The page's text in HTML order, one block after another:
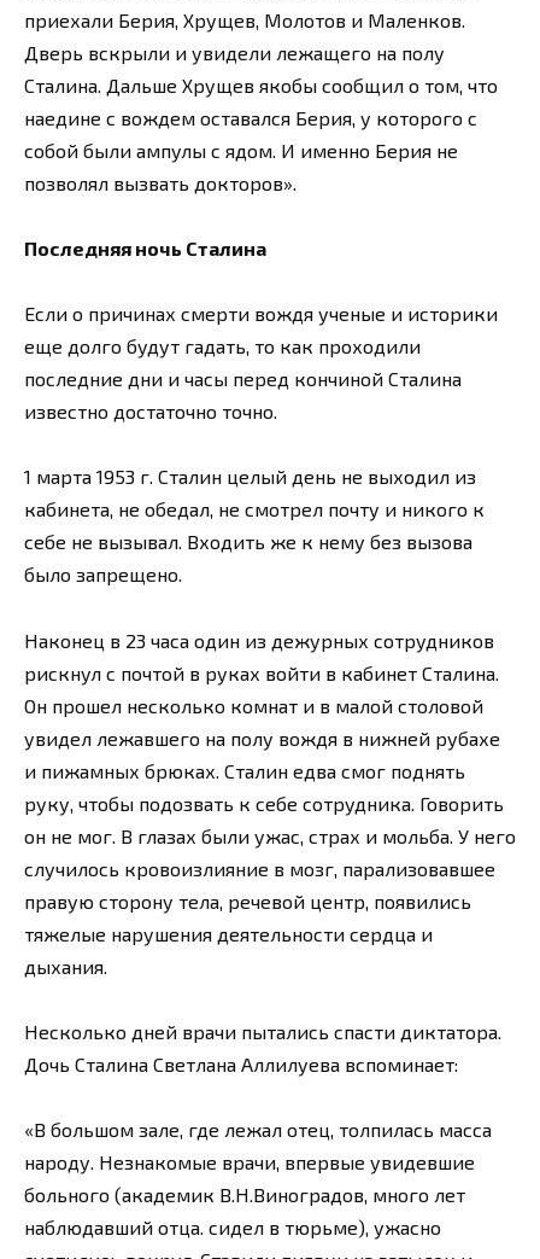
приехали Берия, Хрущев, Молотов и Маленков.
Дверь вскрыли и увидели лежащего на полу
Сталина. Дальше Хрущев якобы сообщил о том, что
наедине с вождем оставался Берия, у которого с
собой были ампулы с ядом. И именно Берия не
позволял вызвать докторов».
Последняя ночь Сталина
Если о причинах смерти вождя ученые и историки
еще долго будут гадать, то как проходили
последние дни и часы перед кончиной Сталина
известно достаточно точно.
1 марта 1953 г. Сталин целый день не выходил из
кабинета, не обедал, не смотрел почту и никого к
себе не вызывал. Входить же к нему без вызова
было запрещено.
Наконец в 23 часа один из дежурных сотрудников
рискнул с почтой в руках войти в кабинет Сталина.
Он прошел несколько комнат и в малой столовой
увидел лежавшего на полу вождя в нижней рубахе
и пижамных брюках. Сталин едва смог поднять
руку, чтобы подозвать к себе сотрудника. Говорить
он не мог. В глазах были ужас, страх и мольба. У него
случилось кровоизлияние в мозг, парализовавшее
правую сторону тела, речевой центр, появились
тяжелые нарушения деятельности сердца и
дыхания.
Несколько дней врачи пытались спасти диктатора.
Дочь Сталина Светлана Аллилуева вспоминает:
«В большом зале, где лежал отец, толпилась масса
народу. Незнакомые врачи, впервые увидевшие
больного (академик В.Н.Виноградов, много лет
наблюдавший отца. сидел в тюрьме), ужасно